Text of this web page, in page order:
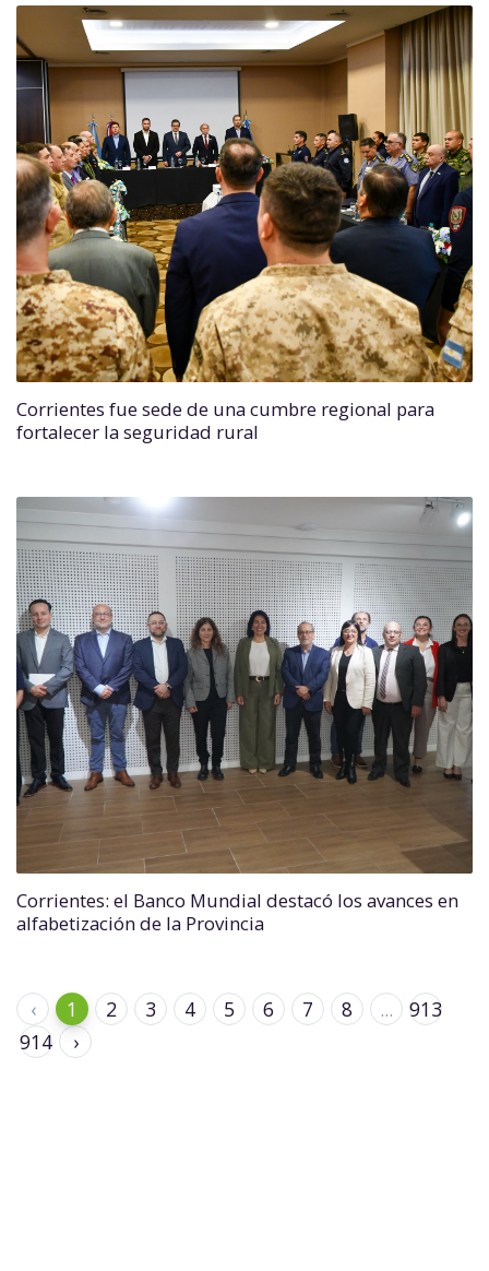
Corrientes fue sede de una cumbre regional para
fortalecer la seguridad rural
Corrientes: el Banco Mundial destacó los avances en
alfabetización de la Provincia
‹ 1 2 3 4 5 6 7 8 ...
913
914
›